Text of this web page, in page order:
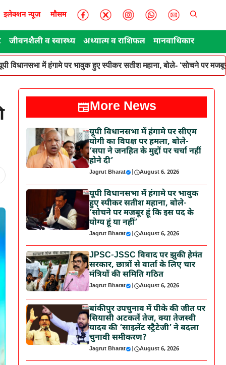
इलेक्शन न्यूज़ मौसम
जीवनशैली व स्वास्थ्य अध्यात्म व राशिफल मानवाधिकार
विधानसभा में हंगामे पर भावुक हुए स्पीकर सतीश महाना, बोले- ‘सोचने पर
More News
यूपी विधानसभा में हंगामे पर सीएम
योगी का विपक्ष पर हमला, बोले-
‘सपा ने जनहित के मुद्दों पर चर्चा नहीं
होने दी’
Jagrut Bharat | August 6, 2026
यूपी विधानसभा में हंगामे पर भावुक
हुए स्पीकर सतीश महाना, बोले-
‘सोचने पर मजबूर हूं कि इस पद के
योग्य हूं या नहीं’
Jagrut Bharat | August 6, 2026
JPSC-JSSC विवाद पर झुकी हेमंत
सरकार, छात्रों से वार्ता के लिए चार
मंत्रियों की समिति गठित
Jagrut Bharat | August 6, 2026
बांकीपुर उपचुनाव में पीके की जीत पर
सियासी अटकलें तेज, क्या तेजस्वी
यादव की ‘साइलेंट स्ट्रैटेजी’ ने बदला
चुनावी समीकरण?
Jagrut Bharat | August 6, 2026